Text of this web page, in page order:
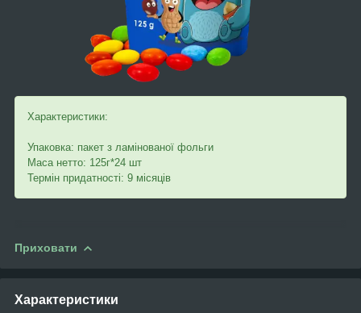
Характеристики:
Упаковка: пакет з ламінованої фольги
Маса нетто: 125г*24 шт
Термін придатності: 9 місяців
Приховати
Характеристики